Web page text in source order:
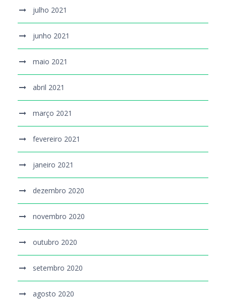
julho 2021
junho 2021
maio 2021
abril 2021
março 2021
fevereiro 2021
janeiro 2021
dezembro 2020
novembro 2020
outubro 2020
setembro 2020
agosto 2020